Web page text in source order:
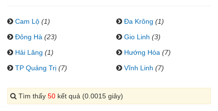
Cam Lộ (1) Đa Krông (1)
Đông Hà (23) Gio Linh (3)
Hải Lăng (1) Hướng Hóa (7)
TP Quảng Trị (7) Vĩnh Linh (7)
Tìm thấy 50 kết quả (0.0015 giây)